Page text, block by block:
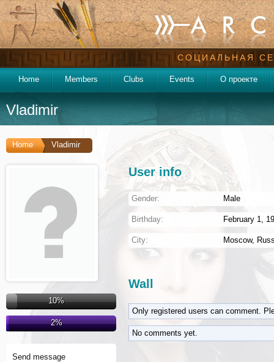
СОЦИАЛЬНАЯ
Home Members Clubs Events О проекте
Vladimir
Home Vladimir
10%
2%
Send message
User info
Gender: Male
Birthday: February 1,
City: Moscow,
Wall
Only registered users can comment.
No comments yet.